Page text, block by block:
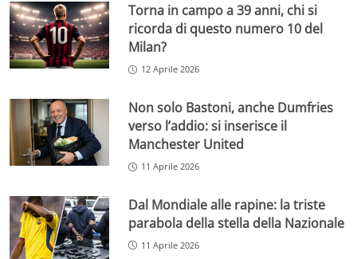
Torna in campo a 39 anni, chi si
ricorda di questo numero 10 del
Milan?
12 Aprile 2026
Non solo Bastoni, anche Dumfries
verso l’addio: si inserisce il
Manchester United
11 Aprile 2026
Dal Mondiale alle rapine: la triste
parabola della stella della Nazionale
11 Aprile 2026